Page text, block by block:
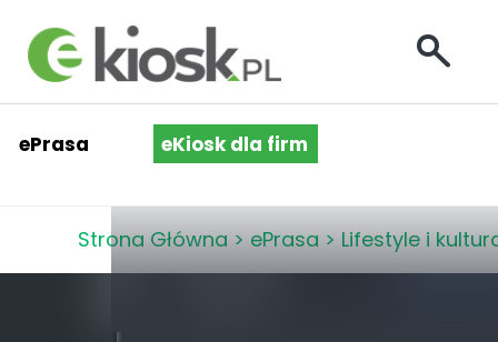
ePrasa eKiosk dla firm
Strona Główna > ePrasa > Lifestyle i